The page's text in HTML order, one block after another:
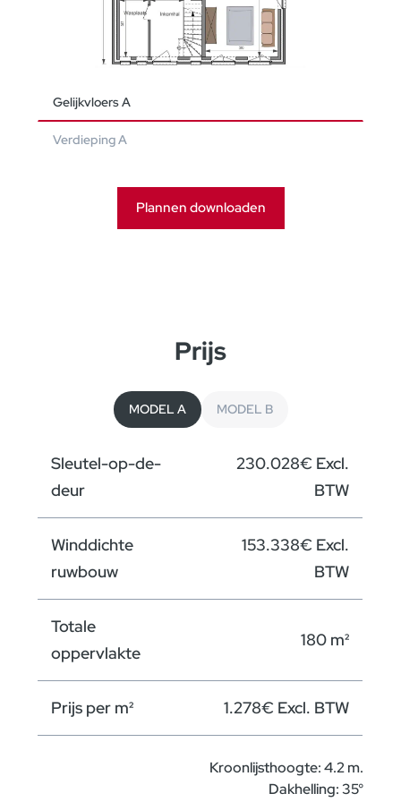
Gelijkvloers A
Verdieping A
Gelijkvloers B
Verdieping B
Plannen downloaden
Prijs
MODEL A MODEL B
Sleutel-op-de-
deur
230.028€ Excl.
BTW
Winddichte
ruwbouw
153.338€ Excl.
BTW
Totale
oppervlakte
180 m²
Prijs per m² 1.278€ Excl. BTW
Kroonlijsthoogte: 4.2 m.
Dakhelling: 35°